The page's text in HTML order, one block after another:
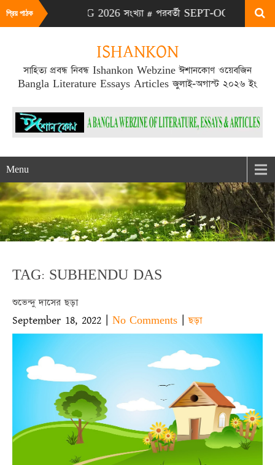
প্রিয় পাঠক
# এটা JULY-AUG 2026 সংখ্যা # পরবর্তী SEPT-OCT 2026
ISHANKON
সাহিত্য প্রবন্ধ নিবন্ধ Ishankon Webzine ঈশানকোণ ওয়েবজিন
Bangla Literature Essays Articles জুলাই-অগাস্ট ২০২৬ ইং
Menu
TAG: SUBHENDU DAS
শুভেন্দু দাসের ছড়া
September 18, 2022 | No Comments |ছড়া